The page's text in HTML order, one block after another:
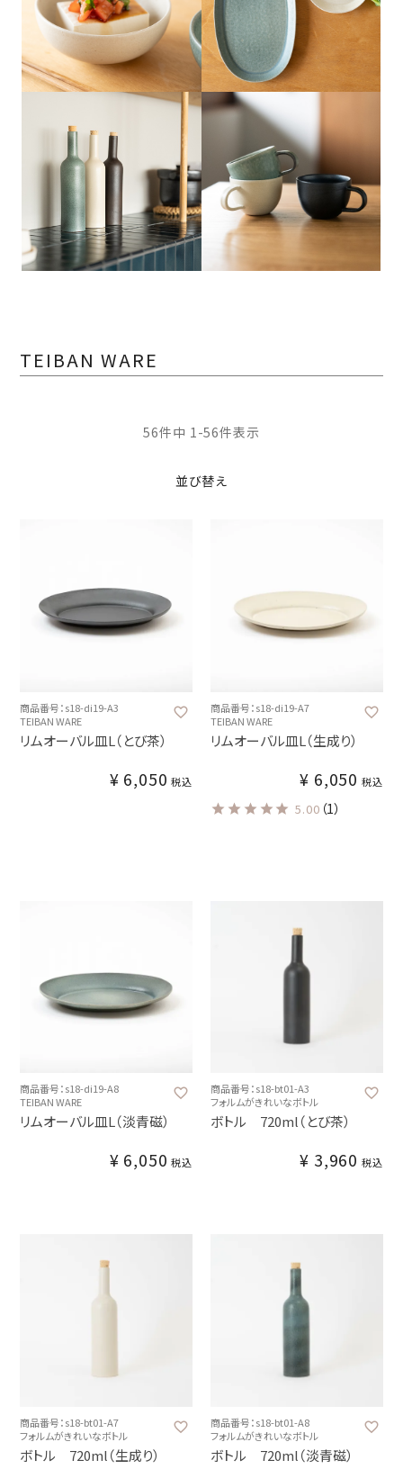
TEIBAN WARE
並び替え
56件中 1 -56件表示
商品番号：s18-di19-A3
TEIBAN WARE
リムオーバル皿L（とび茶）
¥ 6,050 税込
商品番号：s18-di19-A7
TEIBAN WARE
リムオーバル皿L（生成り）
¥ 6,050 税込
5.00 （1）
商品番号：s18-di19-A8
TEIBAN WARE
リムオーバル皿L（淡青磁）
¥ 6,050 税込
商品番号：s18-bt01-A3
フォルムがきれいなボトル
ボトル 720ml（とび茶）
¥ 3,960 税込
商品番号：s18-bt01-A7
フォルムがきれいなボトル
ボトル 720ml（生成り）
商品番号：s18-bt01-A8
フォルムがきれいなボトル
ボトル 720ml（淡青磁）